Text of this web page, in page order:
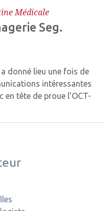
Médicale
Seg.
donné lieu une fois de
intéressantes
en tête de proue l’OCT-